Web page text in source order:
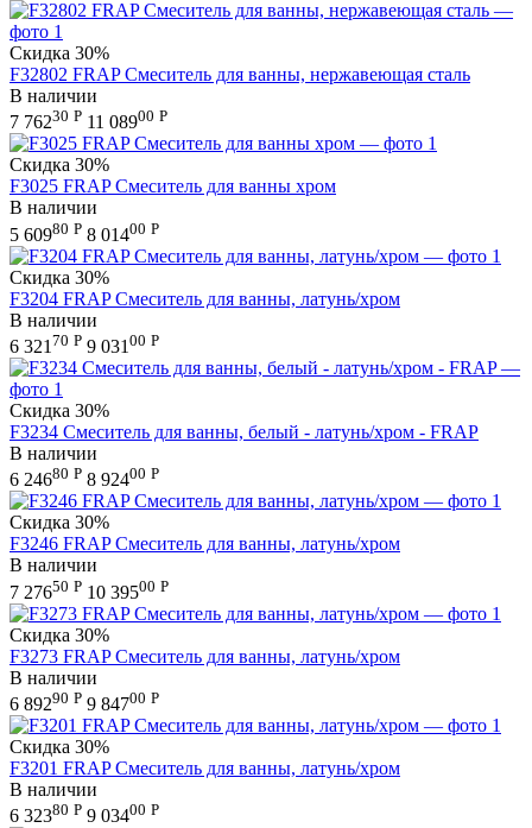
Скидка 30%
F32802 FRAP Смеситель для ванны, нержавеющая сталь
В наличии
7 76230 Р 11 08900 Р
Скидка 30%
F3025 FRAP Смеситель для ванны хром
В наличии
5 60980 Р 8 01400 Р
Скидка 30%
F3204 FRAP Смеситель для ванны, латунь/хром
В наличии
6 321 70 Р 9 031 00 Р
Скидка 30%
F3234 Смеситель для ванны, белый - латунь/хром - FRAP
В наличии
6 24680 Р 8 92400 Р
Скидка 30%
F3246 FRAP Смеситель для ванны, латунь/хром
В наличии
7 27650 Р 10 39500 Р
Скидка 30%
F3273 FRAP Смеситель для ванны, латунь/хром
В наличии
6 89290 Р 9 84700 Р
Скидка 30%
F3201 FRAP Смеситель для ванны, латунь/хром
В наличии
6 32380 Р 9 03400 Р